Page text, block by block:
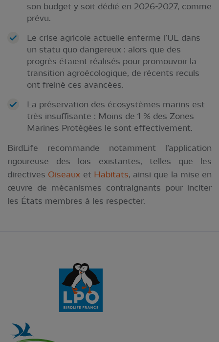
son budget y soit dédié en 2026-2027, comme
prévu.
Le crise agricole actuelle enferme l’UE dans
un statu quo dangereux : alors que des
progrès étaient réalisés pour promouvoir la
transition agroécologique, de récents reculs
ont freiné ces avancées.
La préservation des écosystèmes marins est
très insuffisante : Moins de 1 % des Zones
Marines Protégées le sont effectivement.
BirdLife recommande notamment l’application
rigoureuse des lois existantes, telles que les
directives Oiseaux et Habitats, ainsi que la mise en
œuvre de mécanismes contraignants pour inciter
les États membres à les respecter.